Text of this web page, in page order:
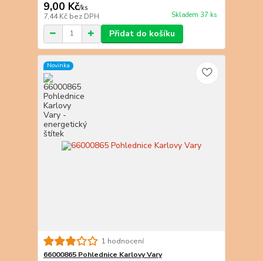
9,00 Kč/ks
7,44 Kč bez DPH Skladem 37 ks
Přidat do košíku
Novinka
1 hodnocení
66000865 Pohlednice Karlovy Vary